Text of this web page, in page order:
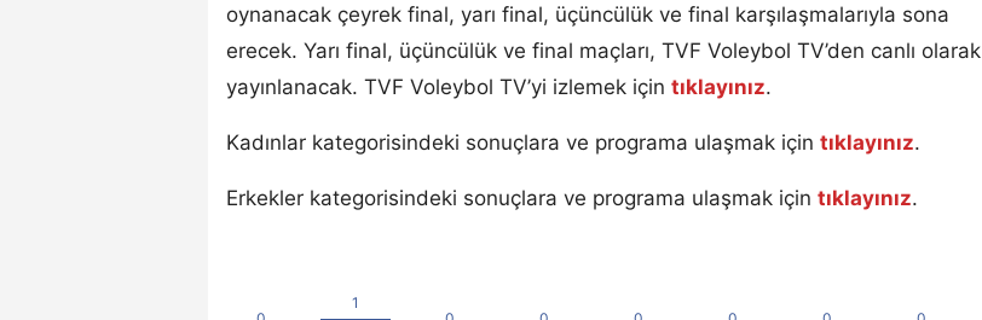
oynanacak çeyrek final, yarı final, üçüncülük ve final karşılaşmalarıyla sona
erecek. Yarı final, üçüncülük ve final maçları, TVF Voleybol TV’den canlı olarak
yayınlanacak. TVF Voleybol TV’yi izlemek için tıklayınız.
Kadınlar kategorisindeki sonuçlara ve programa ulaşmak için tıklayınız.
Erkekler kategorisindeki sonuçlara ve programa ulaşmak için tıklayınız.